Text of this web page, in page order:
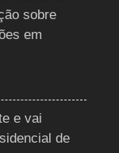
sobre
em
e vai
de